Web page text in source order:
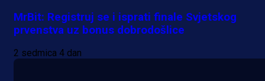
MrBit: Registruj se i isprati finale Svjetskog
prvenstva uz bonus dobrodošlice
2 sedmica 4 dan